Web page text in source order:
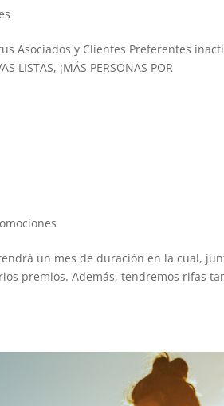
Asociados y Clientes Preferentes
LISTAS, ¡MÁS PERSONAS POR
tendrá un mes de duración en la cual,
premios. Además, tendremos rifas